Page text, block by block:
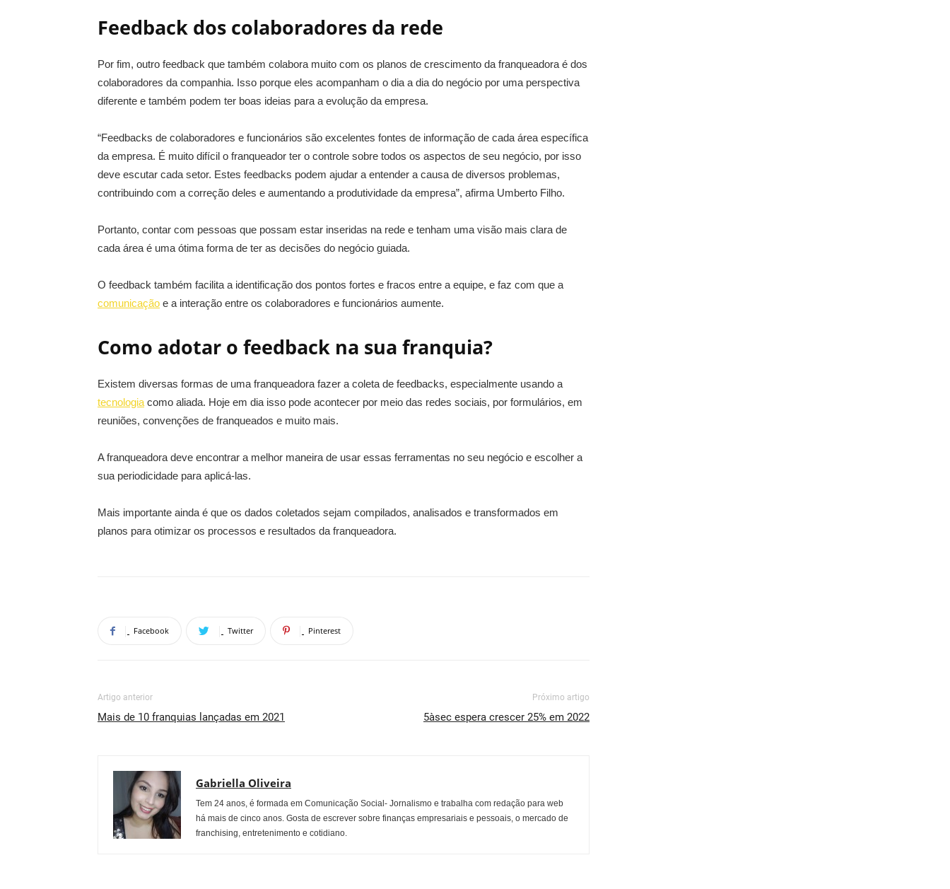
Feedback dos colaboradores da rede
Por fim, outro feedback que também colabora muito com os planos de crescimento da franqueadora é dos
colaboradores da companhia. Isso porque eles acompanham o dia a dia do negócio por uma perspectiva
diferente e também podem ter boas ideias para a evolução da empresa.
“Feedbacks de colaboradores e funcionários são excelentes fontes de informação de cada área específica
da empresa. É muito difícil o franqueador ter o controle sobre todos os aspectos de seu negócio, por isso
deve escutar cada setor. Estes feedbacks podem ajudar a entender a causa de diversos problemas,
contribuindo com a correção deles e aumentando a produtividade da empresa”, afirma Umberto Filho.
Portanto, contar com pessoas que possam estar inseridas na rede e tenham uma visão mais clara de
cada área é uma ótima forma de ter as decisões do negócio guiada.
O feedback também facilita a identificação dos pontos fortes e fracos entre a equipe, e faz com que a
comunicação e a interação entre os colaboradores e funcionários aumente.
Como adotar o feedback na sua franquia?
Existem diversas formas de uma franqueadora fazer a coleta de feedbacks, especialmente usando a
tecnologia como aliada. Hoje em dia isso pode acontecer por meio das redes sociais, por formulários, em
reuniões, convenções de franqueados e muito mais.
A franqueadora deve encontrar a melhor maneira de usar essas ferramentas no seu negócio e escolher a
sua periodicidade para aplicá-las.
Mais importante ainda é que os dados coletados sejam compilados, analisados e transformados em
planos para otimizar os processos e resultados da franqueadora.
Facebook Twitter Pinterest
Artigo anterior
Mais de 10 franquias lançadas em 2021
Próximo artigo
5àsec espera crescer 25% em 2022
Gabriella Oliveira
Tem 24 anos, é formada em Comunicação Social- Jornalismo e trabalha com redação para web
há mais de cinco anos. Gosta de escrever sobre finanças empresariais e pessoais, o mercado de
franchising, entretenimento e cotidiano.